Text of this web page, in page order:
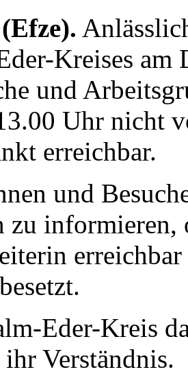
Kreises am
und
Uhr nicht
erreichbar.
und
zu informieren,
Eder-Kreis
Verständnis.